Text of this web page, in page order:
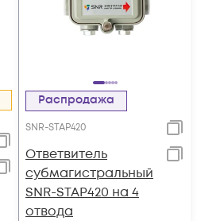
Распродажа
SNR-STAP420
Ответвитель
субмагистральный
SNR-STAP420 на 4
отвода